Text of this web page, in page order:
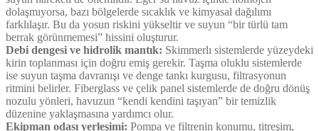
dolaşmıyorsa, bazı bölgelerde sıcaklık ve kimyasal dağılımı
farklılaşır. Bu da yosun riskini yükseltir ve suyun “bir türlü tam
berrak görünmemesi” hissini oluşturur.
Debi dengesi ve hidrolik mantık: Skimmerlı sistemlerde yüzeydeki
kirin toplanması için doğru emiş gerekir. Taşma oluklu sistemlerde
ise suyun taşma davranışı ve denge tankı kurgusu, filtrasyonun
ritmini belirler. Fiberglass ve çelik panel sistemlerde de doğru dönüş
nozulu yönleri, havuzun “kendi kendini taşıyan” bir temizlik
düzenine yaklaşmasına yardımcı olur.
Ekipman odası yerleşimi: Pompa ve filtrenin konumu, titreşim,